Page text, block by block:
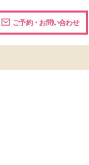
ご予約・お問い合わせ